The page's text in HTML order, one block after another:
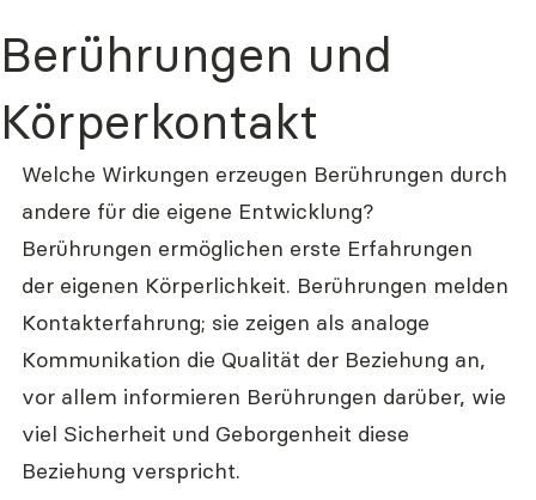
Berührungen und
Körperkontakt
Welche Wirkungen erzeugen Berührungen durch
andere für die eigene Entwicklung?
Berührungen ermöglichen erste Erfahrungen
der eigenen Körperlichkeit. Berührungen melden
Kontakterfahrung; sie zeigen als analoge
Kommunikation die Qualität der Beziehung an,
vor allem informieren Berührungen darüber, wie
viel Sicherheit und Geborgenheit diese
Beziehung verspricht.